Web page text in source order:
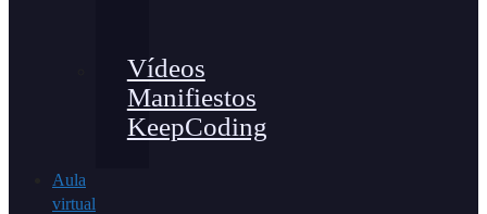
Vídeos
Manifiestos
KeepCoding
Aula
virtual